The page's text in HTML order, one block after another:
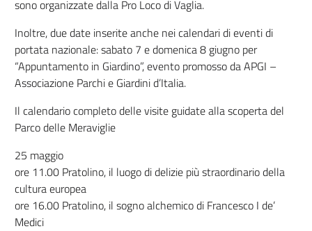
sono organizzate dalla Pro Loco di Vaglia.
Inoltre, due date inserite anche nei calendari di eventi di
portata nazionale: sabato 7 e domenica 8 giugno per
“Appuntamento in Giardino”, evento promosso da APGI –
Associazione Parchi e Giardini d’Italia.
Il calendario completo delle visite guidate alla scoperta del
Parco delle Meraviglie
25 maggio
ore 11.00 Pratolino, il luogo di delizie più straordinario della
cultura europea
ore 16.00 Pratolino, il sogno alchemico di Francesco I de’
Medici